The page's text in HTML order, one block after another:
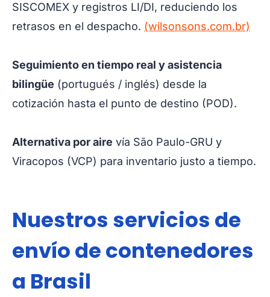
SISCOMEX y registros LI/DI, reduciendo los
retrasos en el despacho. (wilsonsons.com.br)
Seguimiento en tiempo real y asistencia
bilingüe (portugués / inglés) desde la
cotización hasta el punto de destino (POD).
Alternativa por aire vía São Paulo-GRU y
Viracopos (VCP) para inventario justo a tiempo.
Nuestros servicios de
envío de contenedores
a Brasil